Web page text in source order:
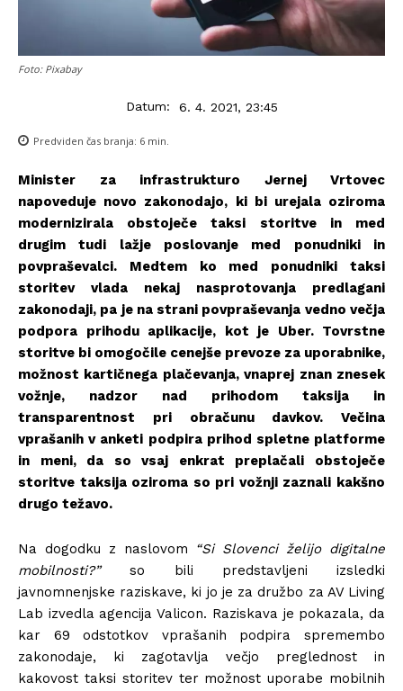
Foto: Pixabay
Datum: 6. 4. 2021, 23:45
Predviden čas branja: 6 min.
Minister za infrastrukturo Jernej Vrtovec
napoveduje novo zakonodajo, ki bi urejala oziroma
modernizirala obstoječe taksi storitve in med
drugim tudi lažje poslovanje med ponudniki in
povpraševalci. Medtem ko med ponudniki taksi
storitev vlada nekaj nasprotovanja predlagani
zakonodaji, pa je na strani povpraševanja vedno večja
podpora prihodu aplikacije, kot je Uber. Tovrstne
storitve bi omogočile cenejše prevoze za uporabnike,
možnost kartičnega plačevanja, vnaprej znan znesek
vožnje, nadzor nad prihodom taksija in
transparentnost pri obračunu davkov. Večina
vprašanih v anketi podpira prihod spletne platforme
in meni, da so vsaj enkrat preplačali obstoječe
storitve taksija oziroma so pri vožnji zaznali kakšno
drugo težavo.
Na dogodku z naslovom “Si Slovenci želijo digitalne
mobilnosti?”so bili predstavljeni izsledki
javnomnenjske raziskave, ki jo je za družbo za AV Living
Lab izvedla agencija Valicon. Raziskava je pokazala, da
kar 69 odstotkov vprašanih podpira spremembo
zakonodaje, ki zagotavlja večjo preglednost in
kakovost taksi storitev ter možnost uporabe mobilnih